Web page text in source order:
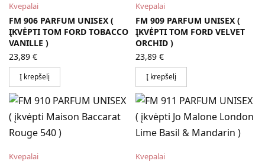
Kvepalai
FM 906 PARFUM UNISEX (
ĮKVĖPTI TOM FORD TOBACCO
VANILLE )
23,89 €
Į krepšelį
Kvepalai
FM 909 PARFUM UNISEX (
ĮKVĖPTI TOM FORD VELVET
ORCHID )
23,89 €
Į krepšelį
Kvepalai Kvepalai